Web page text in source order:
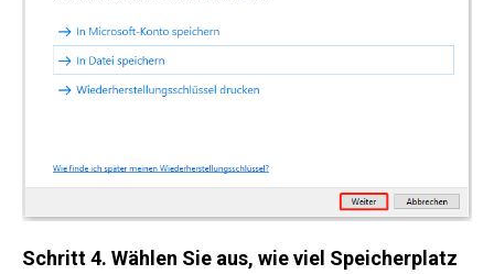
Schritt 4. Wählen Sie aus, wie viel Speicherplatz